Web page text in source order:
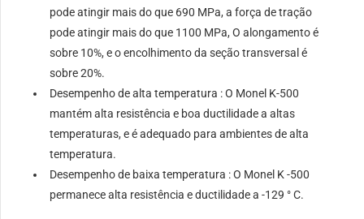
pode atingir mais do que 690 MPa, a força de tração
pode atingir mais do que 1100 MPa, O alongamento é
sobre 10%, e o encolhimento da seção transversal é
sobre 20%.
Desempenho de alta temperatura : O Monel K-500
mantém alta resistência e boa ductilidade a altas
temperaturas, e é adequado para ambientes de alta
temperatura.
Desempenho de baixa temperatura : O Monel K -500
permanece alta resistência e ductilidade a -129 ° C.